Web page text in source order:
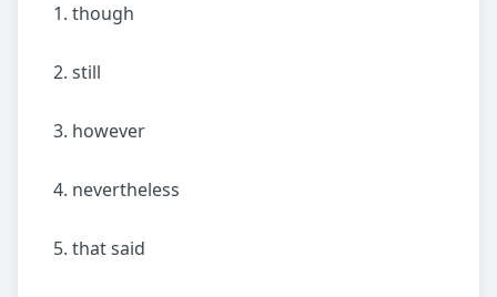
1. though
2. still
3. however
4. nevertheless
5. that said